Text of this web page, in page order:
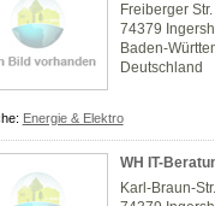
Freiberger
74379
Baden-
Deutschland
Energie & Elektro
WH IT-
Karl-Braun-